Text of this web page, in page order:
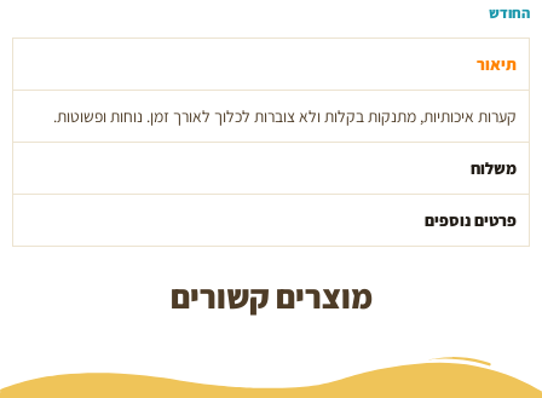
vets
החודש
תיאור
קערות איכותיות, מתנקות בקלות ולא צוברות לכלוך לאורך זמן. נוחות ופשוטות.
משלוח
פרטים נוספים
מוצרים קשורים